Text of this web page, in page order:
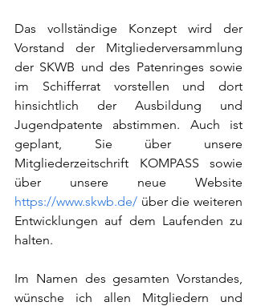
Das vollständige Konzept wird der
Vorstand der Mitgliederversammlung
der SKWB und des Patenringes sowie
im Schifferrat vorstellen und dort
hinsichtlich der Ausbildung und
Jugendpatente abstimmen. Auch ist
geplant, Sie über unsere
Mitgliederzeitschrift KOMPASS sowie
https://www.skwb.de/ über die weiteren
Entwicklungen auf dem Laufenden zu
halten.
Im Namen des gesamten Vorstandes,
wünsche ich allen Mitgliedern und